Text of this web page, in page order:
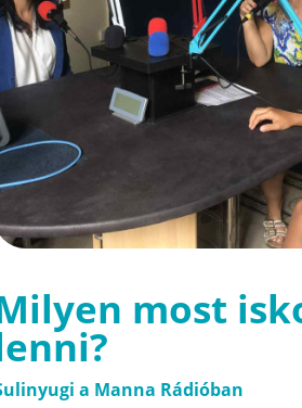
most
a Manna Rádióban